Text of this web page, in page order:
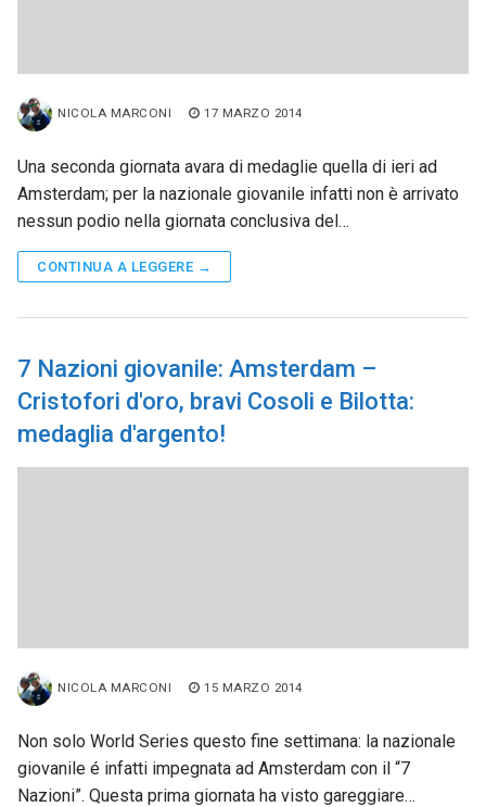
NICOLA MARCONI 17 MARZO 2014
Una seconda giornata avara di medaglie quella di ieri ad
Amsterdam; per la nazionale giovanile infatti non è arrivato
nessun podio nella giornata conclusiva del…
CONTINUA A LEGGERE →
7 Nazioni giovanile: Amsterdam –
Cristofori d'oro, bravi Cosoli e Bilotta:
medaglia d'argento!
NICOLA MARCONI 15 MARZO 2014
Non solo World Series questo fine settimana: la nazionale
giovanile é infatti impegnata ad Amsterdam con il “7
Nazioni”. Questa prima giornata ha visto gareggiare…